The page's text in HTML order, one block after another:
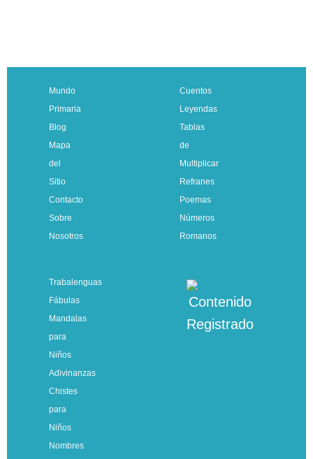
Mundo
Primaria
Blog
Mapa
del
Sitio
Contacto
Sobre
Nosotros
Cuentos
Leyendas
Tablas
de
Multiplicar
Refranes
Poemas
Números
Romanos
Trabalenguas
Fábulas
Mandalas
para
Niños
Adivinanzas
Chistes
para
Niños
Nombres